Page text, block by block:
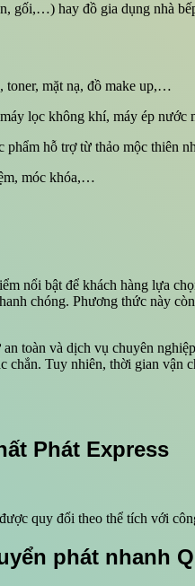
gối,…) hay đồ gia dụng nhà
toner, mặt nạ, đồ make up,…
lọc không khí, máy ép
hỗ trợ từ thảo mộc thiên
móc khóa,…
nổi bật để khách hàng lựa
chóng. Phương thức này
toàn và dịch vụ chuyên
chắn. Tuy nhiên, thời gian vận
Phát Express
quy đổi theo thể tích với
phát nhanh